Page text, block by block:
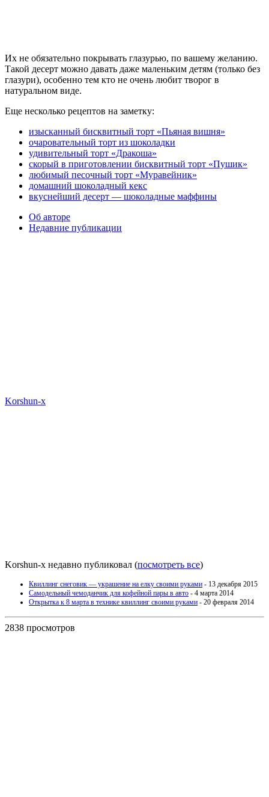
Их не обязательно покрывать глазурью, по вашему желанию.
Такой десерт можно давать даже маленьким детям (только без
глазури), особенно тем кто не очень любит творог в
натуральном виде.
Еще несколько рецептов на заметку:
изысканный бисквитный торт «Пьяная вишня»
очаровательный торт из шоколадки
удивительный торт «Дракоша»
скорый в приготовлении бисквитный торт «Пушик»
любимый песочный торт «Муравейник»
домашний шоколадный кекс
вкуснейший десерт — шоколадные маффины
Об авторе
Недавние публикации
Korshun-x
Korshun-x недавно публиковал (посмотреть все)
Квиллинг снеговик — украшение на елку своими руками - 13 декабря 2015
Самодельный чемоданчик для кофейной пары в авто - 4 марта 2014
Открытка к 8 марта в технике квиллинг своими руками - 20 февраля 2014
2838 просмотров